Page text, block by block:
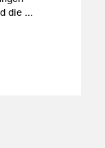
die ...